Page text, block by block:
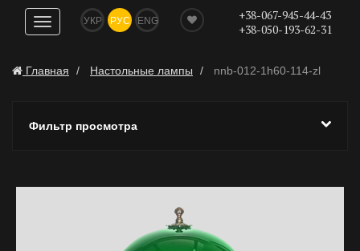
Показать
навигацию
УКР РУС ENG
+38-067-945-44-43
+38-050-193-62-31
Главная Настольные лампы nnb-012-1h60-114-zl
Фильтр просмотра